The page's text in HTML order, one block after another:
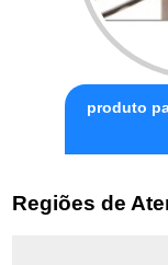
produto
Regiões de